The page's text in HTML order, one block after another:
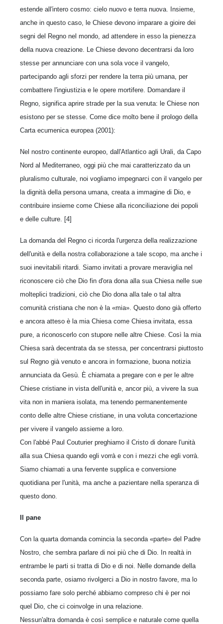
estende all'intero cosmo: cielo nuovo e terra nuova. Insieme,
anche in questo caso, le Chiese devono imparare a gioire dei
segni del Regno nel mondo, ad attendere in esso la pienezza
della nuova creazione. Le Chiese devono decentrarsi da loro
stesse per annunciare con una sola voce il vangelo,
partecipando agli sforzi per rendere la terra più umana, per
combattere l'ingiustizia e le opere mortifere. Domandare il
Regno, significa aprire strade per la sua venuta: le Chiese non
esistono per se stesse. Come dice molto bene il prologo della
Carta ecumenica europea (2001):
Nel nostro continente europeo, dall'Atlantico agli Urali, da Capo
Nord al Mediterraneo, oggi più che mai caratterizzato da un
pluralismo culturale, noi vogliamo impegnarci con il vangelo per
la dignità della persona umana, creata a immagine di Dio, e
contribuire insieme come Chiese alla riconciliazione dei popoli
e delle culture. [4]
La domanda del Regno ci ricorda l'urgenza della realizzazione
dell'unità e della nostra collaborazione a tale scopo, ma anche i
suoi inevitabili ritardi. Siamo invitati a provare meraviglia nel
riconoscere ciò che Dio fin d'ora dona alla sua Chiesa nelle sue
molteplici tradizioni, ciò che Dio dona alla tale o tal altra
comunità cristiana che non è la «mia». Questo dono già offerto
e ancora atteso è la mia Chiesa come Chiesa invitata, essa
pure, a riconoscerlo con stupore nelle altre Chiese. Così la mia
Chiesa sarà decentrata da se stessa, per concentrarsi piuttosto
sul Regno già venuto e ancora in formazione, buona notizia
annunciata da Gesù. È chiamata a pregare con e per le altre
Chiese cristiane in vista dell'unità e, ancor più, a vivere la sua
vita non in maniera isolata, ma tenendo permanentemente
conto delle altre Chiese cristiane, in una voluta concertazione
per vivere il vangelo assieme a loro.
Con l'abbé Paul Couturier preghiamo il Cristo di donare l'unità
alla sua Chiesa quando egli vorrà e con i mezzi che egli vorrà.
Siamo chiamati a una fervente supplica e conversione
quotidiana per l'unità, ma anche a pazientare nella speranza di
questo dono.
Il pane
Con la quarta domanda comincia la seconda «parte» del Padre
Nostro, che sembra parlare di noi più che di Dio. In realtà in
entrambe le parti si tratta di Dio e di noi. Nelle domande della
seconda parte, osiamo rivolgerci a Dio in nostro favore, ma lo
possiamo fare solo perché abbiamo compreso chi è per noi
quel Dio, che ci coinvolge in una relazione.
Nessun'altra domanda è così semplice e naturale come quella